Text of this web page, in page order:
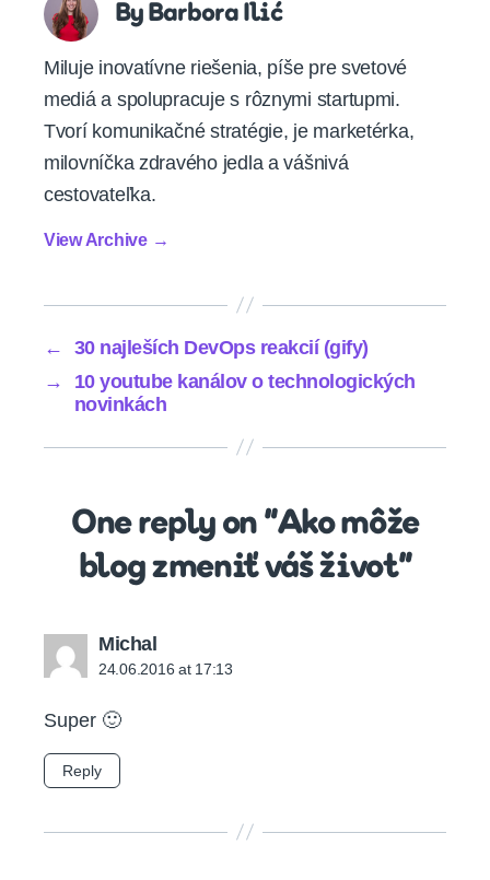
By Barbora Ilić
Miluje inovatívne riešenia, píše pre svetové
mediá a spolupracuje s rôznymi startupmi.
Tvorí komunikačné stratégie, je marketérka,
milovníčka zdravého jedla a vášnivá
cestovateľka.
View Archive →
←
30 najleších DevOps reakcií (gify)
→
10 youtube kanálov o technologických
novinkách
One reply on “Ako môže
blog zmeniť váš život”
Michalsays:
24.06.2016 at 17:13
Super 🙂
Reply